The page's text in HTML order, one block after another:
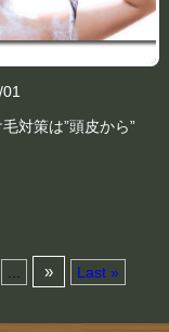
対策は”頭皮から”
» Last »